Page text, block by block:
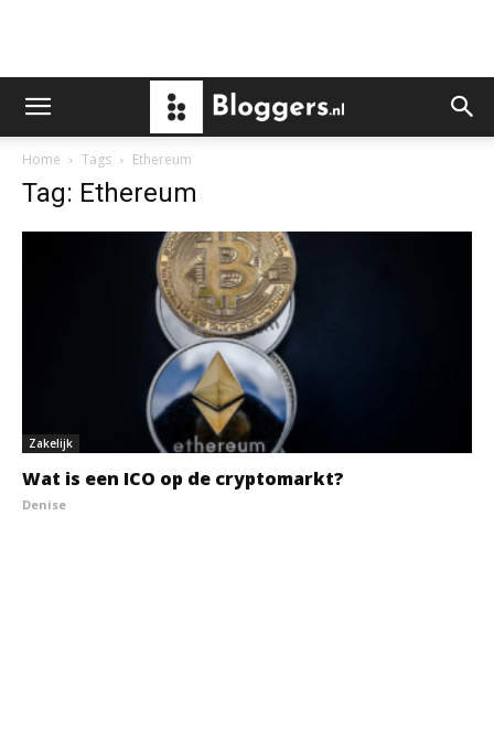
Home Tags Ethereum
Tag: Ethereum
Zakelijk
Wat is een ICO op de cryptomarkt?
Denise